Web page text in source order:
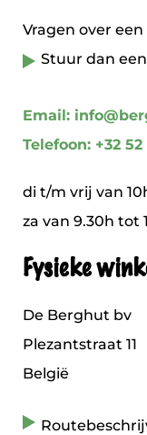
Vragen over
Stuur dan
Email:
Telefoon: +32
di t/m vrij van
za van 9.30h tot
Fysieke
De Berghut bv
Plezantstraat 11
België